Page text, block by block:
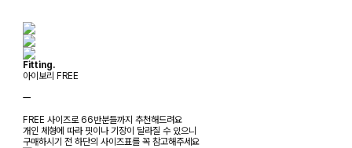
Fitting.
아이보리 FREE
ㅡ
FREE 사이즈로 66반분들까지 추천해드려요
개인 체형에 따라 핏이나 기장이 달라질 수 있으니
구매하시기 전 하단의 사이즈표를 꼭 참고해주세요